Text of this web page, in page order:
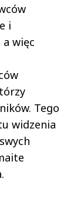
i
więc
Tego
widzenia